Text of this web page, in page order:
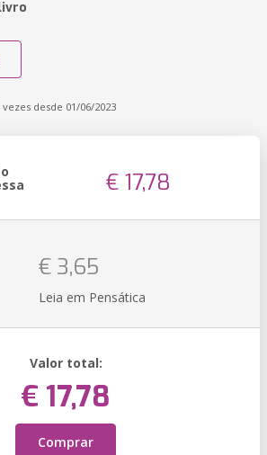
vezes desde 01/06/2023
€ 17,78
€ 3,65
Leia em Pensática
Valor total:
€ 17,78
Comprar